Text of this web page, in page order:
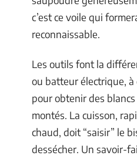
c’est ce voile qui
reconnaissable.
Les outils font la
ou batteur électrique, à
pour obtenir des
montés. La cuisson,
chaud, doit “saisir” le
dessécher. Un savoir-